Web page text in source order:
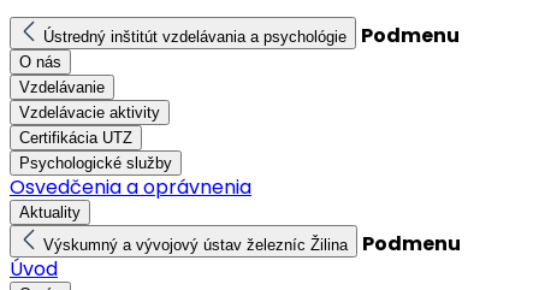
Ústredný inštitút vzdelávania a psychológie Podmenu
O nás
Vzdelávanie
Vzdelávacie aktivity
Certifikácia UTZ
Psychologické služby
Osvedčenia a oprávnenia
Aktuality
Výskumný a vývojový ústav železníc Žilina
Podmenu
Úvod